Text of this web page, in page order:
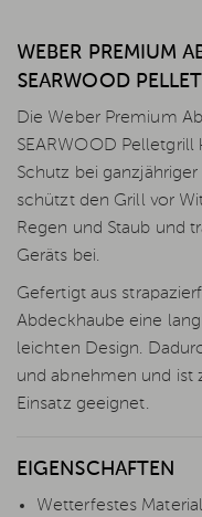
WEBER PREMIUM
SEARWOOD
Die Weber Premium
SEARWOOD
Schutz bei
schützt den Grill vor
Regen und Staub und
Geräts bei.
Gefertigt aus
Abdeckhaube eine
leichten Design.
und abnehmen und ist
Einsatz geeignet.
EIGENSCHAFTEN
Wetterfestes